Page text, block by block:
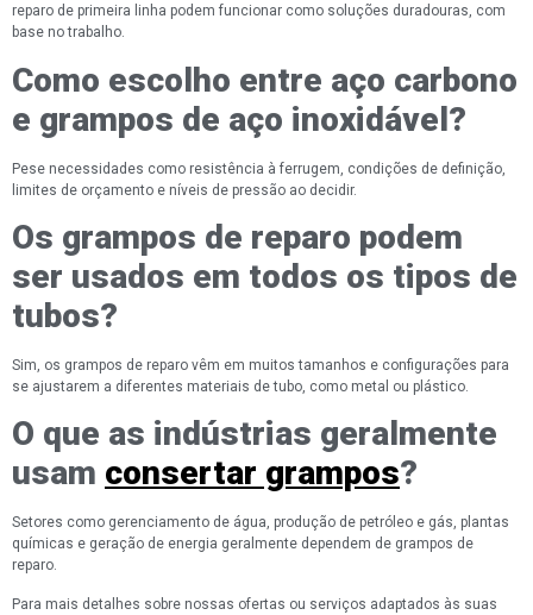
reparo de primeira linha podem funcionar como soluções duradouras, com
base no trabalho.
Como escolho entre aço carbono
e grampos de aço inoxidável?
Pese necessidades como resistência à ferrugem, condições de definição,
limites de orçamento e níveis de pressão ao decidir.
Os grampos de reparo podem
ser usados ​​em todos os tipos de
tubos?
Sim, os grampos de reparo vêm em muitos tamanhos e configurações para
se ajustarem a diferentes materiais de tubo, como metal ou plástico.
O que as indústrias geralmente
usam consertar grampos?
Setores como gerenciamento de água, produção de petróleo e gás, plantas
químicas e geração de energia geralmente dependem de grampos de
reparo.
Para mais detalhes sobre nossas ofertas ou serviços adaptados às suas